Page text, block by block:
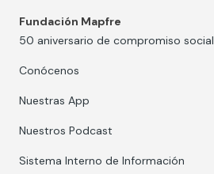
Fundación Mapfre
50 aniversario de compromiso social
Conócenos
Nuestras App
Nuestros Podcast
Sistema Interno de Información